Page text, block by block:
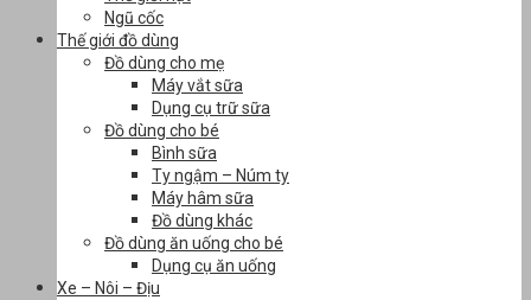
Ngũ cốc
Thế giới đồ dùng
Đồ dùng cho mẹ
Máy vắt sữa
Dụng cụ trữ sữa
Đồ dùng cho bé
Bình sữa
Ty ngậm – Núm ty
Máy hâm sữa
Đồ dùng khác
Đồ dùng ăn uống cho bé
Dụng cụ ăn uống
Xe – Nôi – Địu